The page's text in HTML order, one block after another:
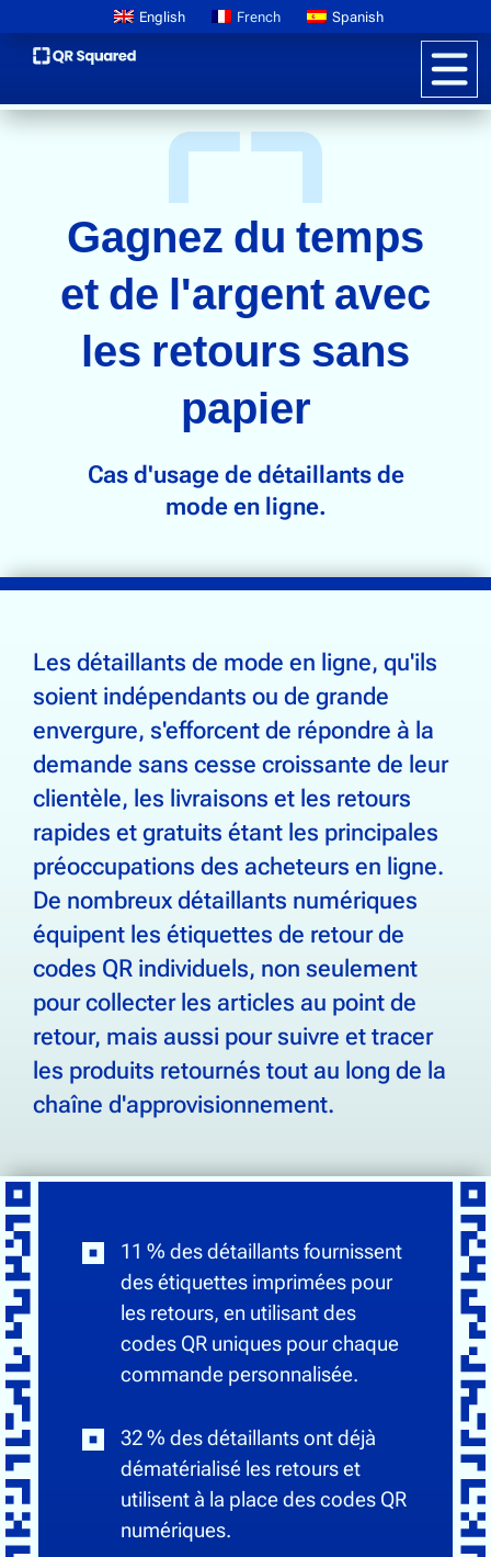
Tarifs
Passeports de produits numériques
En savoir plus sur GS1
Storytelling de la marque
Emballage interactif
Promotions des clients
Lutte contre la contrefaçon
Suivi de la chaîne d'approvisionnement
Breuvages & Boissons
Chaussures & Vêtements
Santé, beauté et bien-être
Maison & Jardin
Communauté
À propos de QR Squared
Nous contacter
English French Spanish
CODES QR POUR LES RETOURS SANS PAPIER
Gagnez du temps
et de l'argent avec
les retours sans
papier
Cas d'usage de détaillants de
mode en ligne.
Les détaillants de mode en ligne, qu'ils
soient indépendants ou de grande
envergure, s'efforcent de répondre à la
demande sans cesse croissante de leur
clientèle, les livraisons et les retours
rapides et gratuits étant les principales
préoccupations des acheteurs en ligne.
De nombreux détaillants numériques
équipent les étiquettes de retour de
codes QR individuels, non seulement
pour collecter les articles au point de
retour, mais aussi pour suivre et tracer
les produits retournés tout au long de la
chaîne d'approvisionnement.
11 % des détaillants fournissent
des étiquettes imprimées pour
les retours, en utilisant des
codes QR uniques pour chaque
commande personnalisée.
32 % des détaillants ont déjà
dématérialisé les retours et
utilisent à la place des codes QR
numériques.